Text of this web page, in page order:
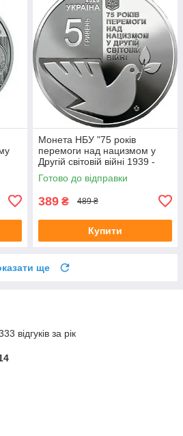
Монета НБУ "75 років
перемоги над нацизмом у
Другій світовій війні 1939 -
1945 років"
Готово до відправки
389 ₴ 489 ₴
Купити
ще
відгуків за рік